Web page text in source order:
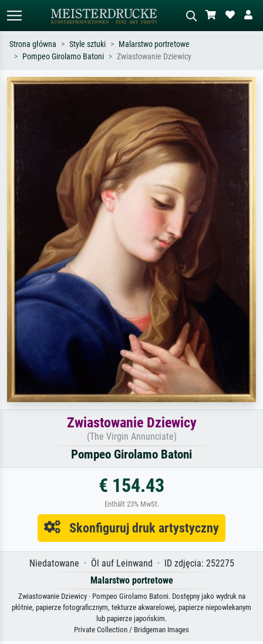
Szukaj wg artysty, tytułu lub stylu – np.
impresjonizm, fala Hokusaia, akt.
Opisz scenę – np. zielona łąka,
abstrakcja z czerwienią, ciemny olej,
stojący akt obok drzewa.
Strona główna Style sztuki
Malarstwo portretowe
Pompeo Girolamo Batoni
Zwiastowanie Dziewicy
Zwiastowanie Dziewicy
(The Virgin Annunciate)
Pompeo Girolamo Batoni
€ 154.43
Enthält 23% MwSt.
Skonfiguruj druk artystyczny
Niedatowane · Öl auf Leinwand · ID zdjęcia: 252275
Malarstwo portretowe
Zwiastowanie Dziewicy · Pompeo Girolamo Batoni. Dostępny jako wydruk na
płótnie, papierze fotograficznym, tekturze akwarelowej, papierze niepowlekanym
lub papierze japońskim.
Private Collection / Bridgeman Images